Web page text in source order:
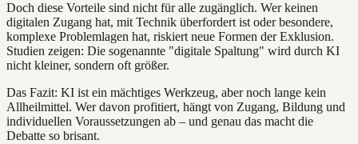
Doch diese Vorteile sind nicht für alle zugänglich. Wer keinen
digitalen Zugang hat, mit Technik überfordert ist oder besondere,
komplexe Problemlagen hat, riskiert neue Formen der Exklusion.
Studien zeigen: Die sogenannte "digitale Spaltung" wird durch KI
nicht kleiner, sondern oft größer.
Das Fazit: KI ist ein mächtiges Werkzeug, aber noch lange kein
Allheilmittel. Wer davon profitiert, hängt von Zugang, Bildung und
individuellen Voraussetzungen ab – und genau das macht die
Debatte so brisant.